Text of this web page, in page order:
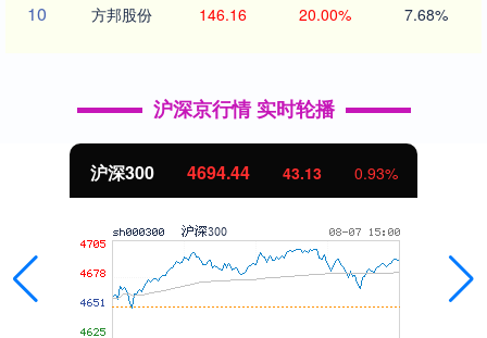
10 方邦股份 146.16 20.00% 7.68%
沪深京行情 实时轮播
北证50 1134.24 11.37